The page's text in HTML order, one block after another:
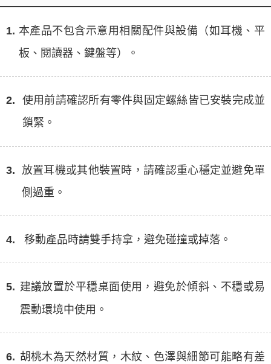
1. 本產品不包含示意用相關配件與設備（如耳機、平
板、閱讀器、鍵盤等）。
2.
使用前請確認所有零件與固定螺絲皆已安裝完成並
鎖緊。
3. 放置耳機或其他裝置時，請確認重心穩定並避免單
側過重。
4. 移動產品時請雙手持拿，避免碰撞或掉落。
5. 建議放置於平穩桌面使用，避免於傾斜、不穩或易
震動環境中使用。
6. 胡桃木為天然材質，木紋、色澤與細節可能略有差